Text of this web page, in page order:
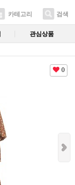
카테고리 검색
관심상품
0